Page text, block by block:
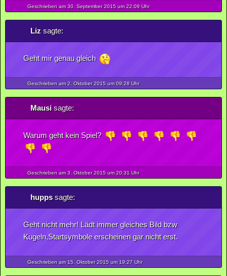
Geschrieben am 30. September2015um 22:09 Uhr
Lizsagte:
Geht mir genau gleich
Geschrieben am 2. Oktober2015um 09:28 Uhr
Mausisagte:
Warum geht kein Spiel?
Geschrieben am 3. Oktober2015um 20:31 Uhr
huppssagte:
Geht nicht mehr! Lädt immer gleiches Bild bzw
Kugeln,Startsymbole erscheinen gar nicht erst.
Geschrieben am 15. Oktober2015um 19:27 Uhr